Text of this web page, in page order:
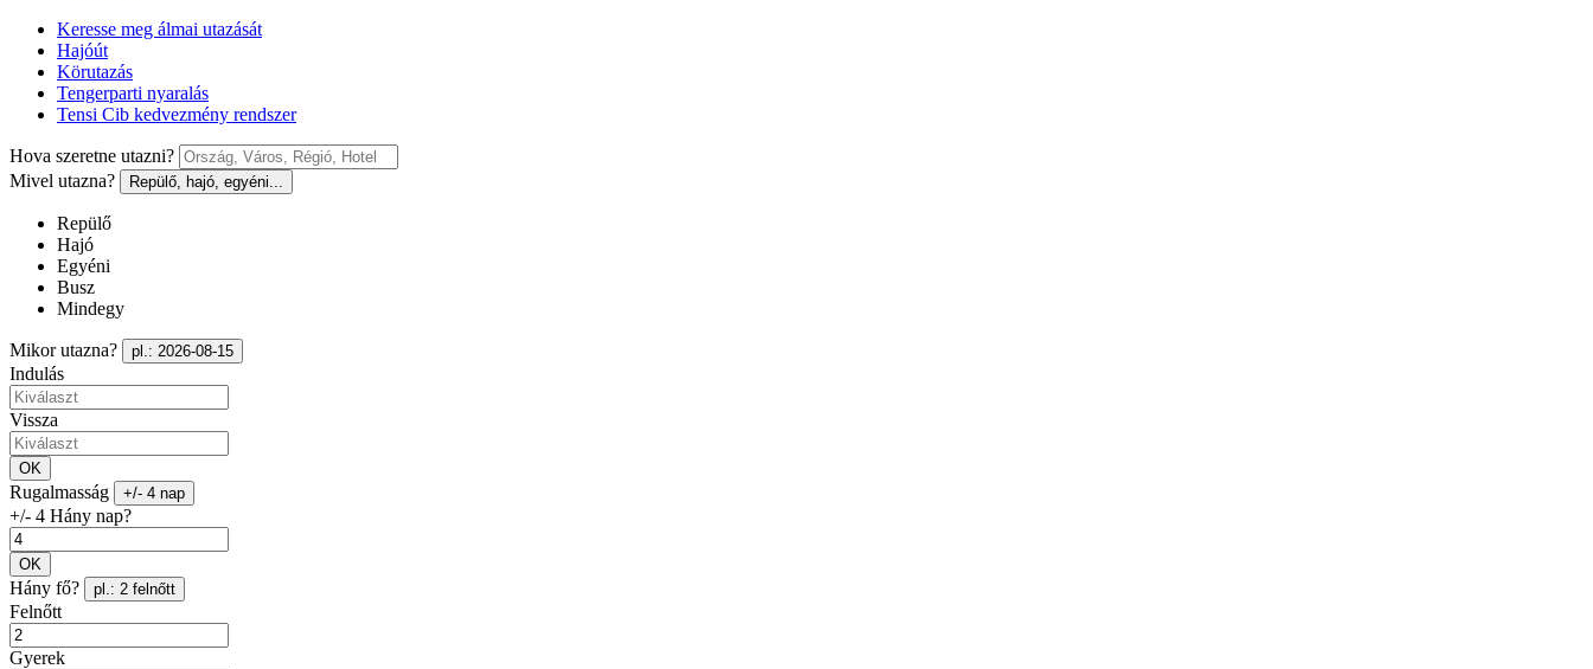
Keresse meg álmai utazását
Hajóút
Körutazás
Tengerparti nyaralás
Tensi Cib kedvezmény rendszer
Hova szeretne utazni?
Mivel utazna?
Repülő, hajó, egyéni...
Repülő
Hajó
Egyéni
Busz
Mindegy
Mikor utazna? pl.: 2026-08-15
Indulás
Vissza
OK
Rugalmasság +/- 4 nap
+/- 4 Hány nap?
OK
Hány fő? pl.: 2 felnőtt
Felnőtt
Gyerek